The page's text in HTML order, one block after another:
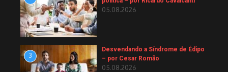
05.08.2026
3
Desvendando a Síndrome de Édipo
– por Cesar Romão
05.08.2026